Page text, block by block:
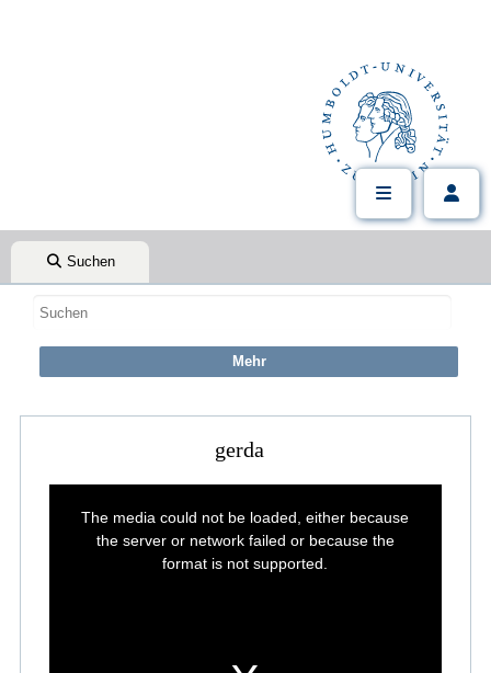
Suchen
gerda
The media could not be loaded, either because
the server or network failed or because the
format is not supported.